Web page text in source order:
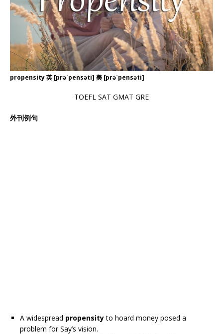
propensity 英 [prəˈpensəti] 美 [prəˈpensəti]
TOEFL SAT GMAT GRE
外刊例句
A widespread propensityto hoard money posed a
problem for Say’s vision.